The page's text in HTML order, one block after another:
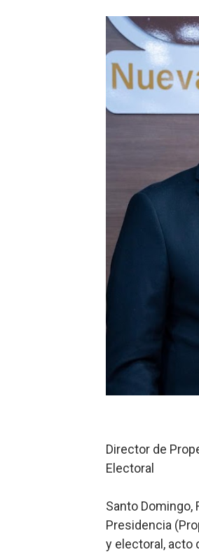
SNS
Director de
Electoral
Santo Domingo,
Presidencia
y electoral, acto